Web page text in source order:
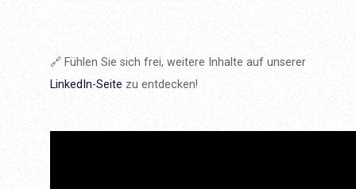
🔗 Fühlen Sie sich frei, weitere Inhalte auf unserer
LinkedIn-Seite zu entdecken!